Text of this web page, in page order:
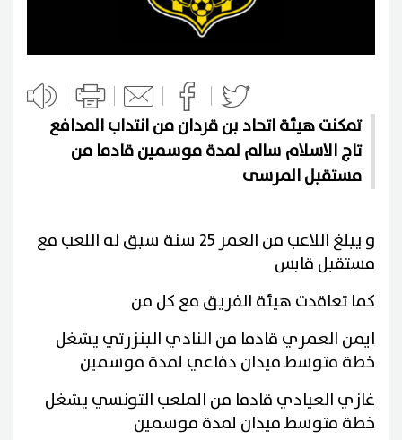
تمكنت هيئة اتحاد بن قردان من انتداب المدافع
تاج الاسلام سالم لمدة موسمين قادما من
مستقبل المرسى
و يبلغ اللاعب من العمر 25 سنة سبق له اللعب مع
مستقبل قابس
كما تعاقدت هيئة الفريق مع كل من
ايمن العمري قادما من النادي البنزرتي يشغل
خطة متوسط ميدان دفاعي لمدة موسمين
غازي العيادي قادما من الملعب التونسي يشغل
خطة متوسط ميدان لمدة موسمين